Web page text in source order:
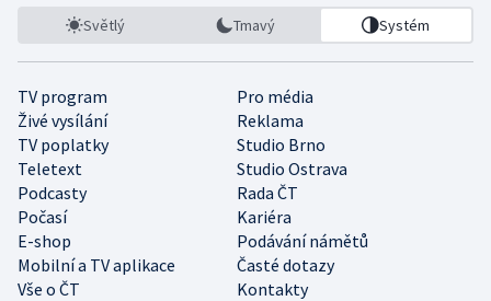
Světlý Tmavý Systém
TV program
Pro média
Živé vysílání
Reklama
TV poplatky
Studio Brno
Teletext
Studio Ostrava
Podcasty
Rada ČT
Počasí
Kariéra
E-shop
Podávání námětů
Mobilní a TV aplikace
Časté dotazy
Vše o ČT
Kontakty